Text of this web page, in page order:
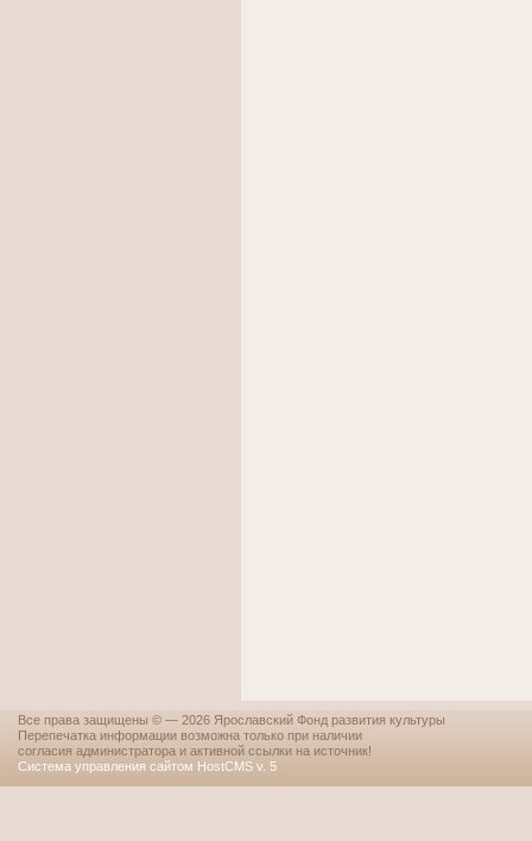
Все права защищены © — 2026 Ярославский Фонд развития культуры
Перепечатка информации возможна только при наличии
согласия администратора и активной ссылки на источник!
Система управления сайтом HostCMS v. 5